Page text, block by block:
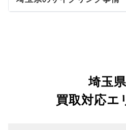
埼玉
買取対応エ